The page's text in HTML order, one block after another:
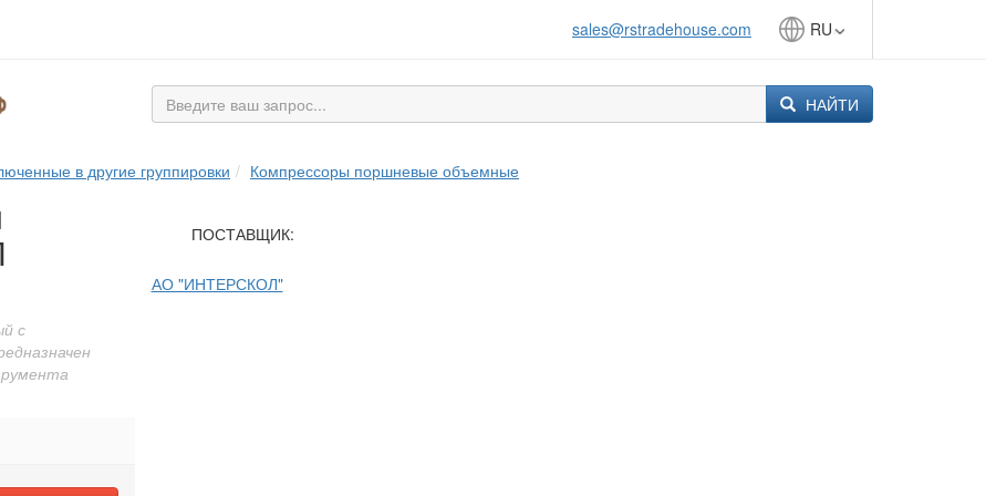
sales@rstradehouse.com RU
НАЙТИ
в другие группировки Компрессоры поршневые объемные
с
ПОСТАВЩИК:
АО "ИНТЕРСКОЛ"